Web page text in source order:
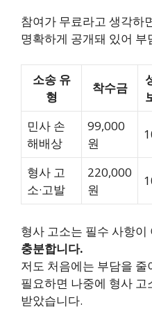
참여가 무료라고 생각하
명확하게 공개돼 있어
소송 유
형
착수금
민사 손
해배상
99,000
원
형사 고
소·고발
220,000
원
형사 고소는 필수 사항이
충분합니다.
저도 처음에는 부담을
필요하면 나중에 형사
받았습니다.